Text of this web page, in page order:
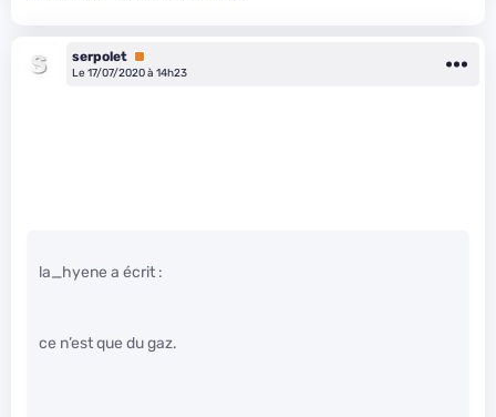
serpolet Premium
Le 17/07/2020 à 14h23
la_hyene a écrit :
ce n’est que du gaz.